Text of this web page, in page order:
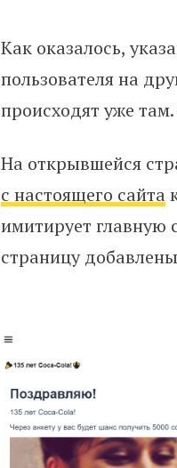
Как оказалось,
пользователя на
происходят уже там.
На открывшейся
с настоящего сайта
имитирует главную
страницу